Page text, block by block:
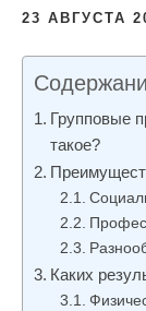
23 АВГУСТА
Групповые
такое?
Каких